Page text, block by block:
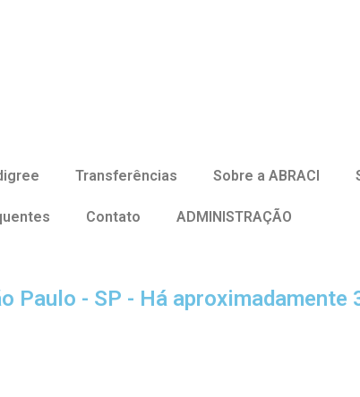
Transferências Sobre a ABRACI
Contato ADMINISTRAÇÃO
Paulo - SP - Há aproximadamente